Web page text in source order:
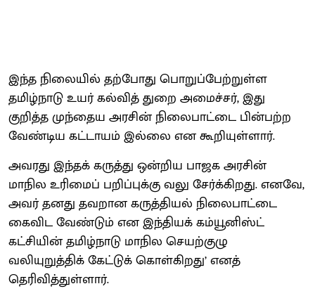
இந்த நிலையில் தற்போது பொறுப்பேற்றுள்ள
தமிழ்நாடு உயர் கல்வித் துறை அமைச்சர், இது
குறித்த முந்தைய அரசின் நிலைபாட்டை பின்பற்ற
வேண்டிய கட்டாயம் இல்லை என கூறியுள்ளார்.
அவரது இந்தக் கருத்து ஒன்றிய பாஜக அரசின்
மாநில உரிமைப் பறிப்புக்கு வலு சேர்க்கிறது. எனவே,
அவர் தனது தவறான கருத்தியல் நிலைபாட்டை
கைவிட வேண்டும் என இந்தியக் கம்யூனிஸ்ட்
கட்சியின் தமிழ்நாடு மாநில செயற்குழு
வலியுறுத்திக் கேட்டுக் கொள்கிறது’ எனத்
தெரிவித்துள்ளார்.